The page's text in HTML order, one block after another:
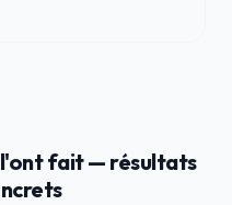
l'ont fait — résultats